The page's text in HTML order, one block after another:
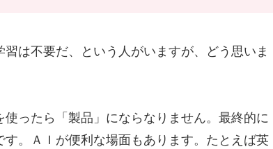
は不要だ、という人がいますが、どう思いま
ったら「製品」にならなりません。最終的に
。ＡＩが便利な場面もあります。たとえば英